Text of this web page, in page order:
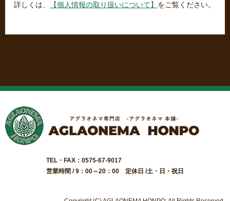
詳しくは、
【個人情報の取り扱いについて】 をご覧ください。
TEL・FAX：0575-67-9017
営業時間 / 9：00～20：00 定休日 /土・日・祝日